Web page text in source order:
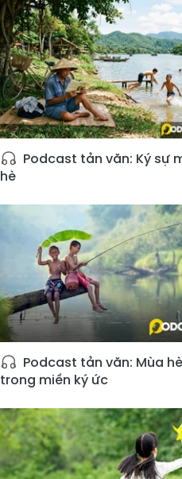
Podcast tản văn: Ký sự
hè
Podcast tản văn: Mùa hè
trong miền ký ức